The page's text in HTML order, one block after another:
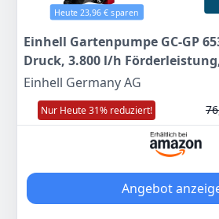
Anschlüsse – Die Gartenpumpe
33,3 mm (R1 IG) Druckanschluss,
AG) Sauganschluss und eine
Wassereinfüllöffnung mit
Einfacher Transport – Mit einem
Tragegriff ausgestattet lässt sich
transportieren. Die hochwertige
sorgt für eine lange Lebensdauer.
Lieferumfang – Die Einhell
wird inklusive Universaladapter
geliefert.
Heute 23,96 € sparen
Einhell Gartenpumpe GC-GP
Druck, 3.800 l/h
Wassereinfüllschraube,
Tragegriff)
Einhell Germany AG
Nur Heute 31% reduziert!
Angebot